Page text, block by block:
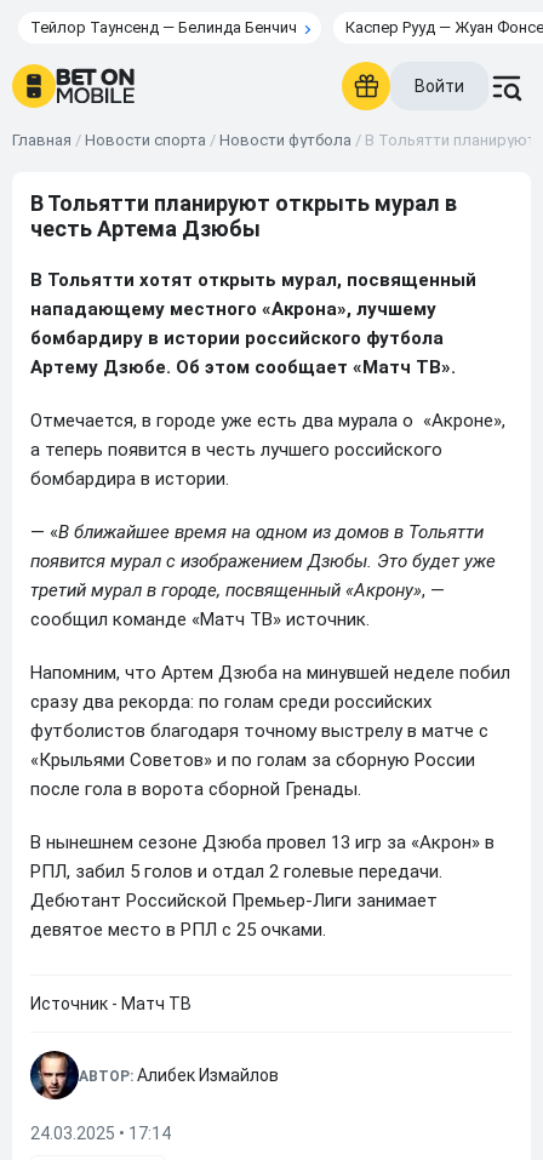
Тейлор Таунсенд — Белинда Бенчич Каспер Рууд — Жуан
Войти
Главная / Новости спорта / Новости футбола / В Тольятти
В Тольятти планируют открыть мурал в
честь Артема Дзюбы
В Тольятти хотят открыть мурал, посвященный
нападающему местного «Акрона», лучшему
бомбардиру в истории российского футбола
Артему Дзюбе. Об этом сообщает «Матч ТВ».
Отмечается, в городе уже есть два мурала о «Акроне»,
а теперь появится в честь лучшего российского
бомбардира в истории.
— «В ближайшее время на одном из домов в Тольятти
появится мурал с изображением Дзюбы. Это будет уже
третий мурал в городе, посвященный «Акрону», —
сообщил команде «Матч ТВ» источник.
Напомним, что Артем Дзюба на минувшей неделе побил
сразу два рекорда: по голам среди российских
футболистов благодаря точному выстрелу в матче с
«Крыльями Советов» и по голам за сборную России
после гола в ворота сборной Гренады.
В нынешнем сезоне Дзюба провел 13 игр за «Акрон» в
РПЛ, забил 5 голов и отдал 2 голевые передачи.
Дебютант Российской Премьер-Лиги занимает
девятое место в РПЛ с 25 очками.
Источник - Матч ТВ
АВТОР: Алибек Измайлов
24.03.2025 • 17:14